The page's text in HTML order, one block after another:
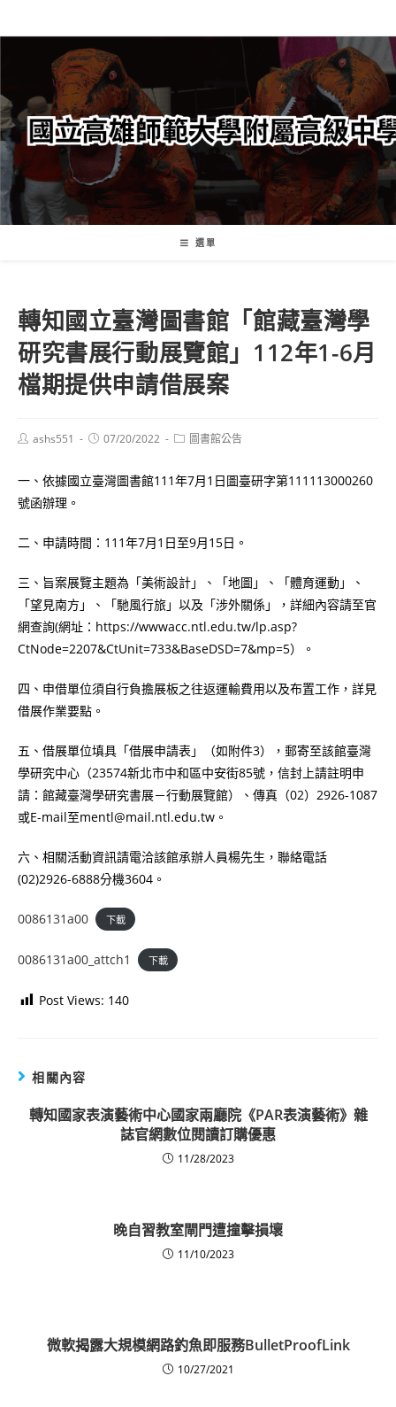
轉
要
內
容
選單
轉知國立臺灣圖書館「館藏臺灣學
研究書展行動展覽館」112年1-6月
檔期提供申請借展案
Postashs551
Post07/20/2022
Post圖書館公告
一、依據國立臺灣圖書館111年7月1日圖臺研字第111113000260
號函辦理。
二、申請時間：111年7月1日至9月15日。
三、旨案展覽主題為「美術設計」、「地圖」、「體育運動」、
「望見南方」、「馳風行旅」以及「涉外關係」，詳細內容請至官
網查詢(網址：https://wwwacc.ntl.edu.tw/lp.asp?
CtNode=2207&CtUnit=733&BaseDSD=7&mp=5）。
四、申借單位須自行負擔展板之往返運輸費用以及布置工作，詳見
借展作業要點。
五、借展單位填具「借展申請表」（如附件3），郵寄至該館臺灣
學研究中心（23574新北市中和區中安街85號，信封上請註明申
請：館藏臺灣學研究書展－行動展覽館）、傳真（02）2926-1087
或E-mail至mentl@mail.ntl.edu.tw。
六、相關活動資訊請電洽該館承辦人員楊先生，聯絡電話
(02)2926-6888分機3604。
0086131a00 下載
0086131a00_attch1 下載
Post Views: 140
相關內容
轉知國家表演藝術中心國家兩廳院《PAR表演藝術》雜
誌官網數位閱讀訂購優惠
11/28/2023
晚自習教室閘門遭撞擊損壞
11/10/2023
微軟揭露大規模網路釣魚即服務BulletProofLink
10/27/2021